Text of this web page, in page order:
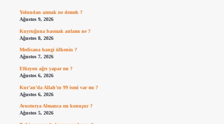
Yolundan azmak ne demek ?
Ağustos 9, 2026
Kuyruğuna basmak anlamı ne ?
Ağustos 8, 2026
Medicana hangi ülkenin ?
Ağustos 7, 2026
Efüzyon ağrı yapar mı ?
Ağustos 6, 2026
Kur’an’da Allah’ın 99 ismi var mı ?
Ağustos 6, 2026
Avusturya Almanca mı konuşur ?
Ağustos 5, 2026